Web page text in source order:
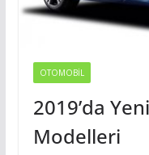
OTOMOBIL
2019’da
Modelleri